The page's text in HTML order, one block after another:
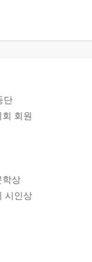
단
회원
학상
시인상